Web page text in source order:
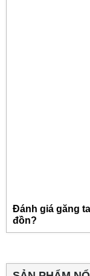
Đánh giá găng
đồn?